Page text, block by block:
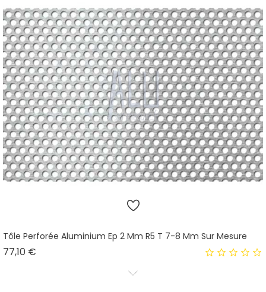
Tôle Perforée Aluminium Ep 2 Mm R5 T 7-8 Mm Sur Mesure
77,10 €